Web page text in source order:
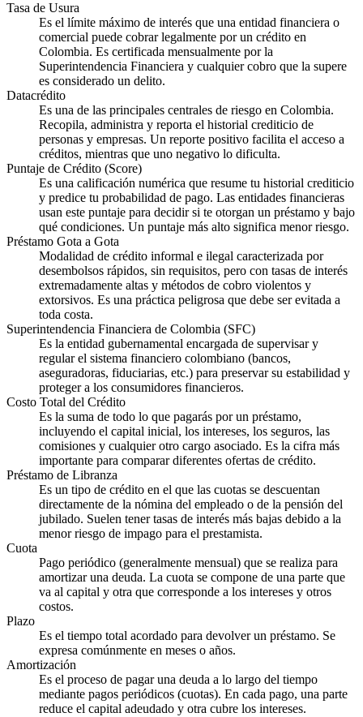
Tasa de Usura
Es el límite máximo de interés que una entidad financiera o
comercial puede cobrar legalmente por un crédito en
Colombia. Es certificada mensualmente por la
Superintendencia Financiera y cualquier cobro que la supere
es considerado un delito.
Datacrédito
Es una de las principales centrales de riesgo en Colombia.
Recopila, administra y reporta el historial crediticio de
personas y empresas. Un reporte positivo facilita el acceso a
créditos, mientras que uno negativo lo dificulta.
Puntaje de Crédito (Score)
Es una calificación numérica que resume tu historial crediticio
y predice tu probabilidad de pago. Las entidades financieras
usan este puntaje para decidir si te otorgan un préstamo y bajo
qué condiciones. Un puntaje más alto significa menor riesgo.
Préstamo Gota a Gota
Modalidad de crédito informal e ilegal caracterizada por
desembolsos rápidos, sin requisitos, pero con tasas de interés
extremadamente altas y métodos de cobro violentos y
extorsivos. Es una práctica peligrosa que debe ser evitada a
toda costa.
Superintendencia Financiera de Colombia (SFC)
Es la entidad gubernamental encargada de supervisar y
regular el sistema financiero colombiano (bancos,
aseguradoras, fiduciarias, etc.) para preservar su estabilidad y
proteger a los consumidores financieros.
Costo Total del Crédito
Es la suma de todo lo que pagarás por un préstamo,
incluyendo el capital inicial, los intereses, los seguros, las
comisiones y cualquier otro cargo asociado. Es la cifra más
importante para comparar diferentes ofertas de crédito.
Préstamo de Libranza
Es un tipo de crédito en el que las cuotas se descuentan
directamente de la nómina del empleado o de la pensión del
jubilado. Suelen tener tasas de interés más bajas debido a la
menor riesgo de impago para el prestamista.
Cuota
Pago periódico (generalmente mensual) que se realiza para
amortizar una deuda. La cuota se compone de una parte que
va al capital y otra que corresponde a los intereses y otros
costos.
Plazo
Es el tiempo total acordado para devolver un préstamo. Se
expresa comúnmente en meses o años.
Amortización
Es el proceso de pagar una deuda a lo largo del tiempo
mediante pagos periódicos (cuotas). En cada pago, una parte
reduce el capital adeudado y otra cubre los intereses.